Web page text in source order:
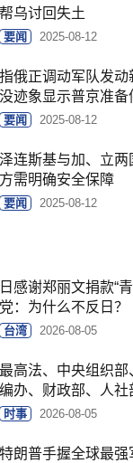
帮乌讨回失土
要闻 2025-08-12
指俄正调动军队发动
没迹象显示普京准备
要闻 2025-08-12
泽连斯基与加、立
方需明确安全保障
要闻 2025-08-12
日感谢郑丽文捐款“
党：为什么不反日？
台湾 2026-08-05
最高法、中央组织
编办、财政部、人社
时事 2026-08-05
特朗普手握全球最